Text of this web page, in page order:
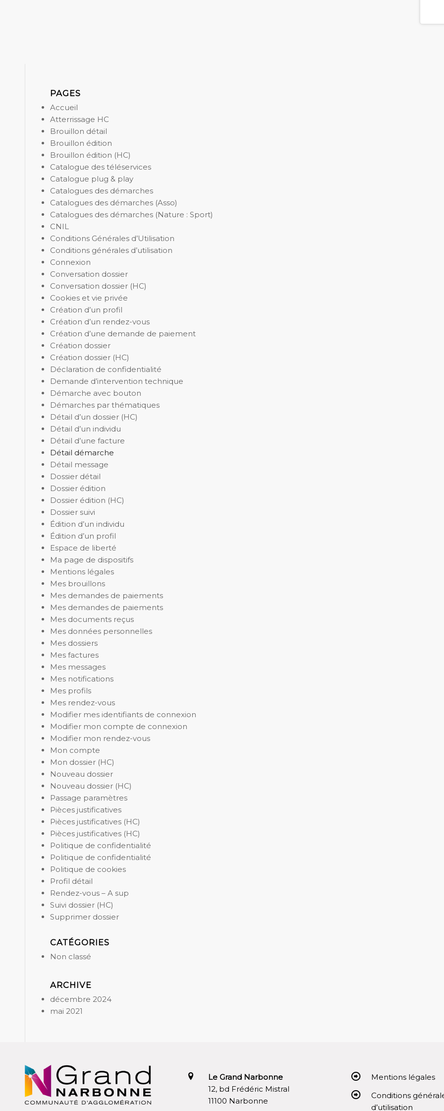
PAGES
Accueil
Atterrissage HC
Brouillon détail
Brouillon édition
Brouillon édition (HC)
Catalogue des téléservices
Catalogue plug & play
Catalogues des démarches
Catalogues des démarches (Asso)
Catalogues des démarches (Nature : Sport)
CNIL
Conditions Générales d’Utilisation
Conditions générales d’utilisation
Connexion
Conversation dossier
Conversation dossier (HC)
Cookies et vie privée
Création d’un profil
Création d’un rendez-vous
Création d’une demande de paiement
Création dossier
Création dossier (HC)
Déclaration de confidentialité
Demande d’intervention technique
Démarche avec bouton
Démarches par thématiques
Détail d’un dossier (HC)
Détail d’un individu
Détail d’une facture
Détail démarche
Détail message
Dossier détail
Dossier édition
Dossier édition (HC)
Dossier suivi
Édition d’un individu
Édition d’un profil
Espace de liberté
Ma page de dispositifs
Mentions légales
Mes brouillons
Mes demandes de paiements
Mes demandes de paiements
Mes documents reçus
Mes données personnelles
Mes dossiers
Mes factures
Mes messages
Mes notifications
Mes profils
Mes rendez-vous
Modifier mes identifiants de connexion
Modifier mon compte de connexion
Modifier mon rendez-vous
Mon compte
Mon dossier (HC)
Nouveau dossier
Nouveau dossier (HC)
Passage paramètres
Pièces justificatives
Pièces justificatives (HC)
Pièces justificatives (HC)
Politique de confidentialité
Politique de confidentialité
Politique de cookies
Profil détail
Rendez-vous – A sup
Suivi dossier (HC)
Supprimer dossier
CATÉGORIES
Non classé
ARCHIVE
décembre 2024
mai 2021
Le Grand Narbonne
12, bd Frédéric Mistral
11100 Narbonne
Mentions légales
Conditions
d’utilisation